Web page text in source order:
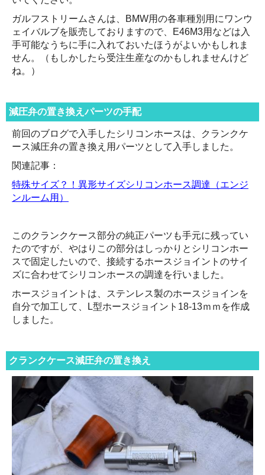
ガルフストリームさんは、BMW用の各車種別用にワンウ
ェイバルブを販売しておりますので、E46M3用などは入
手可能なうちに手に入れておいたほうがよいかもしれま
せん。（もしかしたら受注生産なのかもしれませんけど
ね。）
減圧弁の置き換えパーツの手配
前回のブログで入手したシリコンホースは、クランクケ
ース減圧弁の置き換え用パーツとして入手しました。
関連記事：
特殊サイズ？！異形サイズシリコンホース調達（エンジ
ンルーム用）
このクランクケース部分の純正パーツも手元に残ってい
たのですが、やはりこの部分はしっかりとシリコンホー
スで固定したいので、接続するホースジョイントのサイ
ズに合わせてシリコンホースの調達を行いました。
ホースジョイントは、ステンレス製のホースジョインを
自分で加工して、L型ホースジョイント18-13ｍｍを作成
しました。
クランクケース減圧弁の置き換え